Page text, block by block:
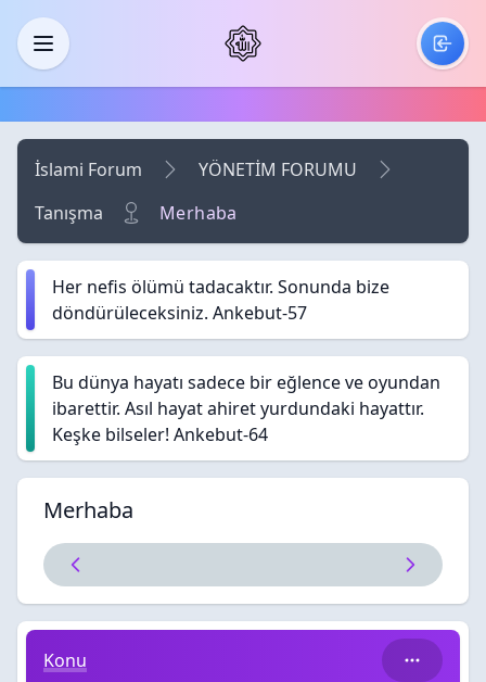
Skip to main content
Menü
İslami Forum
YÖNETİM FORUMU
Tanışma
Merhaba
Her nefis ölümü tadacaktır. Sonunda bize
döndürüleceksiniz. Ankebut-57
Bu dünya hayatı sadece bir eğlence ve oyundan
ibarettir. Asıl hayat ahiret yurdundaki hayattır.
Keşke bilseler! Ankebut-64
Merhaba
Merhaba
Konu